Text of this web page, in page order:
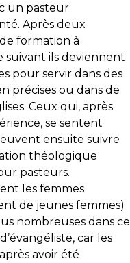
un pasteur
Après deux
formation à
suivant ils deviennent
pour servir dans des
précises ou dans de
Ceux qui, après
se sentent
ensuite suivre
théologique
pasteurs.
les femmes
de jeunes femmes)
nombreuses dans ce
car les
avoir été